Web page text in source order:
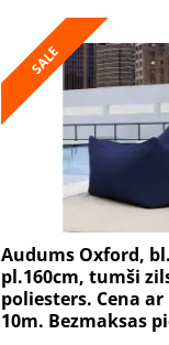
SALE
Audums Oxford,
pl.160cm, tumši
poliesters. Cena
10m. Bezmaksas